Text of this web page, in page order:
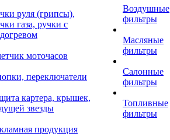
руля (грипсы),
газа, ручки с
моточасов
переключатели
картера, крышек,
звезды
продукция
Воздушные
фильтры
Масляные
фильтры
Салонные
фильтры
Топливные
фильтры